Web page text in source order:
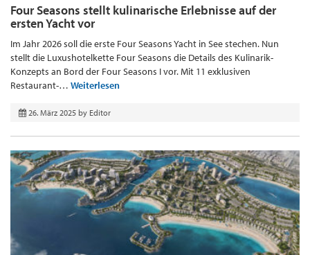
Four Seasons stellt kulinarische Erlebnisse auf der
ersten Yacht vor
Im Jahr 2026 soll die erste Four Seasons Yacht in See stechen. Nun
stellt die Luxushotelkette Four Seasons die Details des Kulinarik-
Konzepts an Bord der Four Seasons I vor. Mit 11 exklusiven
Restaurant-… Weiterlesen
26. März 2025 by Editor